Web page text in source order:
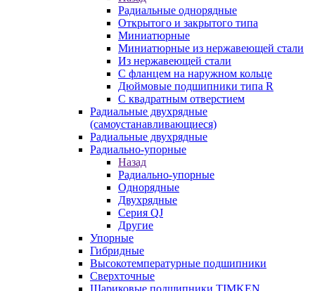
Радиальные однорядные
Открытого и закрытого типа
Миниатюрные
Миниатюрные из нержавеющей стали
Из нержавеющей стали
С фланцем на наружном кольце
Дюймовые подшипники типа R
С квадратным отверстием
Радиальные двухрядные
(самоустанавливающиеся)
Радиальные двухрядные
Радиально-упорные
Назад
Радиально-упорные
Однорядные
Двухрядные
Серия QJ
Другие
Упорные
Гибридные
Высокотемпературные подшипники
Сверхточные
Шариковые подшипники TIMKEN